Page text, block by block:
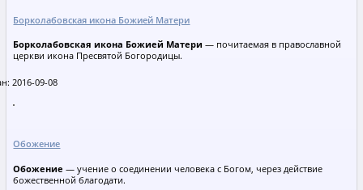
Борколабовская икона Божией Матери
Борколабовская икона Божией Матери — почитаемая в православной
церкви икона Пресвятой Богородицы.
2016-09-08
Обожение
Обожение — учение о соединении человека с Богом, через действие
божественной благодати.